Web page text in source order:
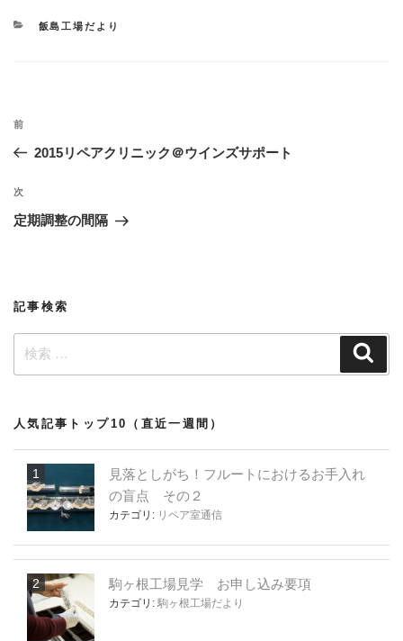
カ
飯島工場だより
投
ビ
ゲ
ン
過
去
投
稿
前
2015リペアクリニック＠ウインズサポート
次
の
次
定期調整の間隔
記事検索
索:
人気記事トップ10（直近一週間）
見落としがち！フルートにおけるお手入れ
の盲点 その２
カテゴリ: リペア室通信
駒ヶ根工場見学 お申し込み要項
カテゴリ: 駒ヶ根工場だより